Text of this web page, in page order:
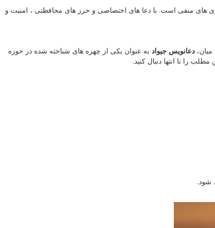
های منفی است. با دعا های اختصاصی و حرز های محافظتی ، امنیت و
دعانویس جیواد به عنوان یکی از چهره های شناخته شده در حوزه
را تا انتها دنبال کنید.
شود.